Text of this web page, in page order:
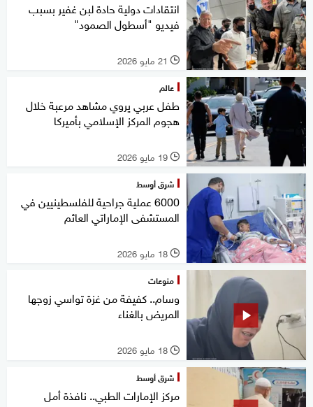
انتقادات دولية حادة لبن غفير بسبب
فيديو "أسطول الصمود"
l 21 مايو 2026
عالم
طفل عربي يروي مشاهد مرعبة خلال
هجوم المركز الإسلامي بأميركا
l 19 مايو 2026
شرق أوسط
6000 عملية جراحية للفلسطينيين في
المستشفى الإماراتي العائم
l 18 مايو 2026
منوعات
وسام.. كفيفة من غزة تواسي زوجها
المريض بالغناء
l 18 مايو 2026
شرق أوسط
مركز الإمارات الطبي.. نافذة أمل